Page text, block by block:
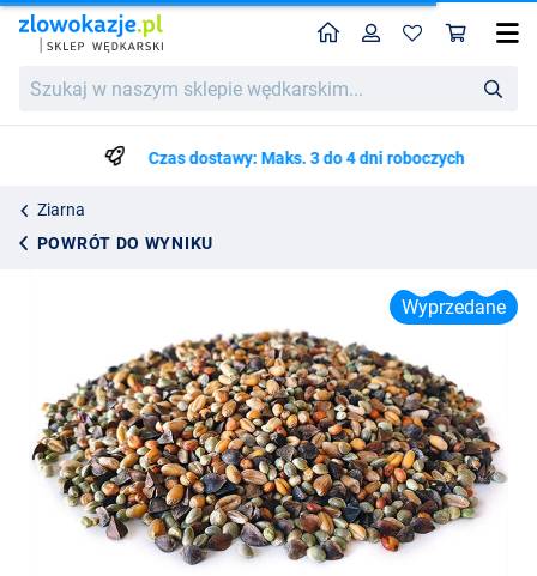
w
wędkarskim...
HomeProfil
Czas dostawy: Maks. 3 do 4 dni roboczych
Ziarna
POWRÓT DO WYNIKU
Tijgernotenkopen Golden Partikel Mix (2.5kg)
33.75
32.06
Wyprzedane